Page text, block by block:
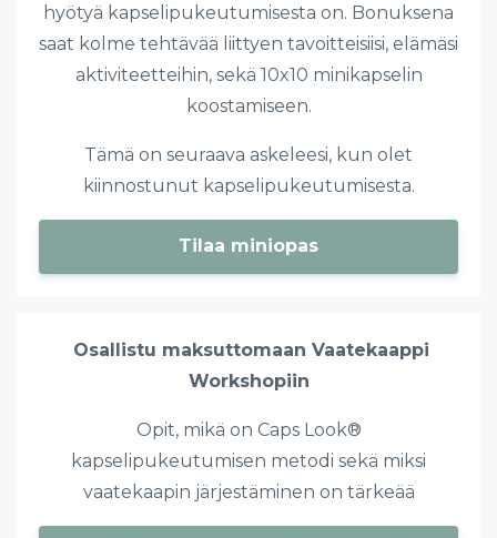
hyötyä kapselipukeutumisesta on. Bonuksena
saat kolme tehtävää liittyen tavoitteisiisi, elämäsi
aktiviteetteihin, sekä 10x10 minikapselin
koostamiseen.
Tämä on seuraava askeleesi, kun olet
kiinnostunut kapselipukeutumisesta.
Tilaa miniopas
Osallistu maksuttomaan Vaatekaappi
Workshopiin
Opit, mikä on Caps Look®
kapselipukeutumisen metodi sekä miksi
vaatekaapin järjestäminen on tärkeää